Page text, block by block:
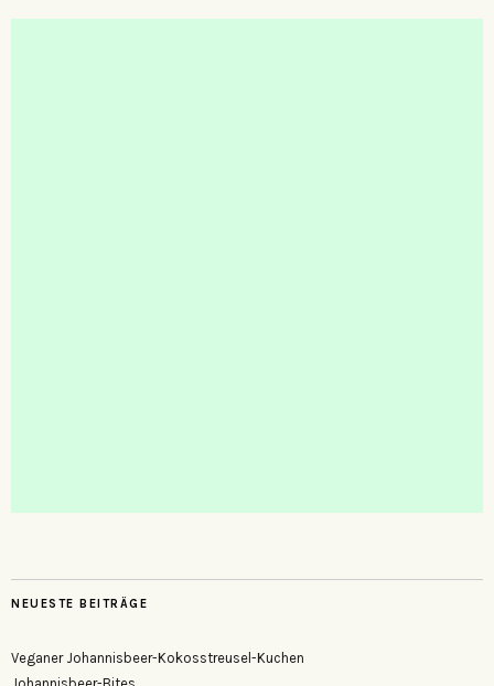
NEUESTE BEITRÄGE
Veganer Johannisbeer-Kokosstreusel-Kuchen